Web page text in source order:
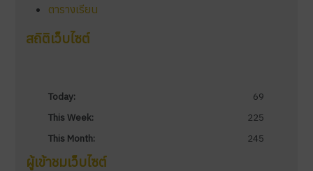
ตารางเรียน
สถิติเว็บไซต์
Today:
69
This Week:
225
This Month:
245
ผู้เข้าชมเว็บไซต์